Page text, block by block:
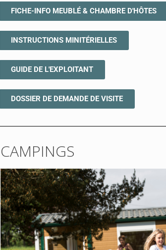
FICHE-INFO MEUBLÉ & CHAMBRE D'HÔTES
INSTRUCTIONS MINITÉRIELLES
GUIDE DE L'EXPLOITANT
DOSSIER DE DEMANDE DE VISITE
CAMPINGS